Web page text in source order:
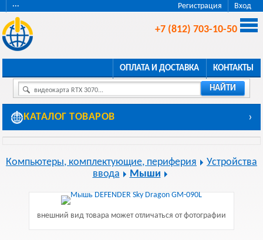
Регистрация Вход
···
+7 (812) 703-10-50
ОПЛАТА И ДОСТАВКА КОНТАКТЫ
видеокарта RTX 3070... НАЙТИ
КАТАЛОГ ТОВАРОВ ›
Компьютеры, комплектующие, периферия
Устройства
ввода
Мыши
внешний вид товара может отличаться от фотографии